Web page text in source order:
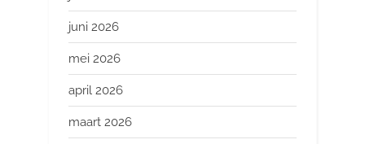
juni 2026
mei 2026
april 2026
maart 2026